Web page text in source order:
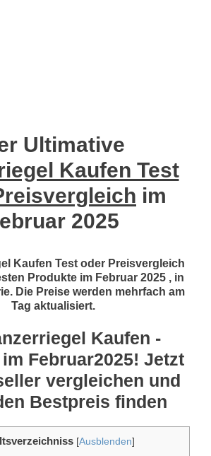
Ultimative
Kaufen Test
im
2025
Kaufen Test oder Preisvergleich
Produkte im Februar 2025 , in
Die Preise werden mehrfach am
Tag aktualisiert.
Kaufen -
Februar2025! Jetzt
vergleichen und
Bestpreis finden
[Ausblenden]